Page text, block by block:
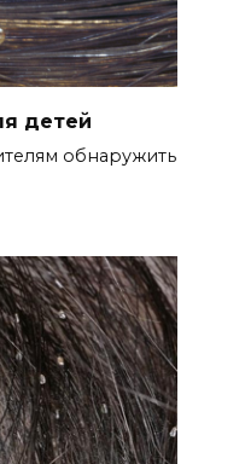
детей
обнаружить